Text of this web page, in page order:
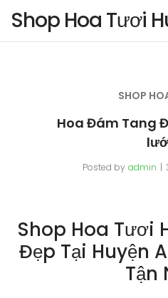
Shop Hoa Tươi
SHOP
Hoa Đám Tang
Posted by admin
Shop Hoa Tươi
Đẹp Tại Huyện
Tận